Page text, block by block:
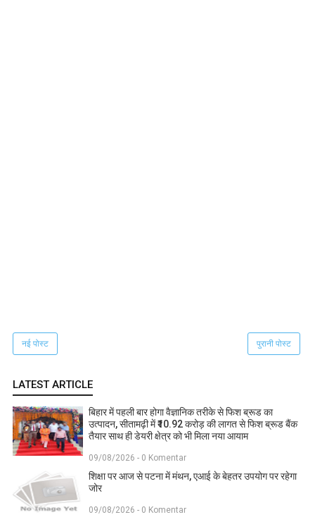
नई पोस्ट पुरानी पोस्ट
LATEST ARTICLE
बिहार में पहली बार होगा वैज्ञानिक तरीके से फिश ब्रूड का
उत्पादन, सीतामढ़ी में ₹10.92 करोड़ की लागत से फिश ब्रूड बैंक
तैयार साथ ही डेयरी क्षेत्र को भी मिला नया आयाम
09/08/2026 - 0 Komentar
शिक्षा पर आज से पटना में मंथन, एआई के बेहतर उपयोग पर रहेगा
जोर
09/08/2026 - 0 Komentar